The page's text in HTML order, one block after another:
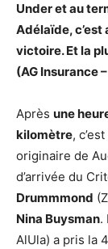
Under et au
Adélaïde, c’est
victoire. Et la
(AG Insurance
Après une
kilomètre,
originaire de
d’arrivée du
Drummmond
Nina Buysman.
AlUla) a pris la